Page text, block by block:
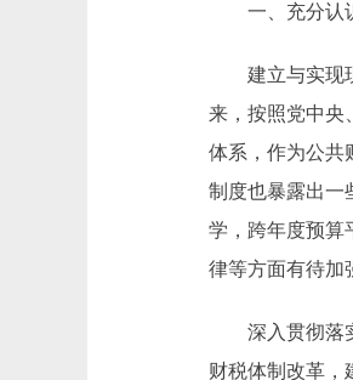
一、充分认识
建立与实现现
来，按照党中央
体系，作为公共
制度也暴露出一
学，跨年度预算
律等方面有待加
深入贯彻落实
财税体制改革，